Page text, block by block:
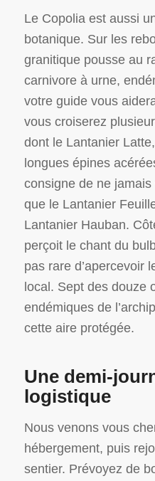
Le Copolia est aussi
botanique. Sur les
granitique pousse au
carnivore à urne,
votre guide vous
vous croiserez
dont le Lantanier
longues épines
consigne de ne
que le Lantanier
Lantanier Hauban.
perçoit le chant du
pas rare d’apercevoir
local. Sept des douze
endémiques de
cette aire protégée.
Une demi-
logistique
Nous venons vous
hébergement, puis
sentier. Prévoyez de